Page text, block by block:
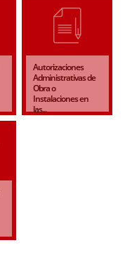
Autorizaciones
Administrativas de
Obra o
Instalaciones en
las...